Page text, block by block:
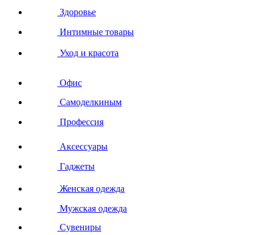
Здоровье
Интимные товары
Уход и красота
Офис
Самоделкиным
Профессия
Аксессуары
Гаджеты
Женская одежда
Мужская одежда
Сувениры